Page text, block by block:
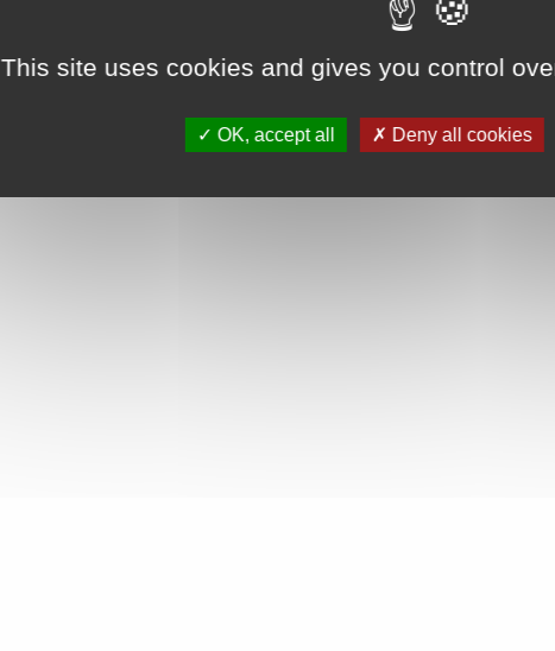
This site uses cookies and gives you control
OK, accept all Deny all cookies